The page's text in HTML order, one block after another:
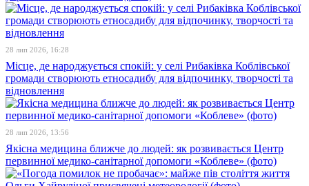
28 лип 2026, 16:28
Місце, де народжується спокій: у селі Рибаківка Коблівської
громади створюють етносадибу для відпочинку, творчості та
відновлення
28 лип 2026, 13:56
Якісна медицина ближче до людей: як розвивається Центр
первинної медико-санітарної допомоги «Коблеве» (фото)